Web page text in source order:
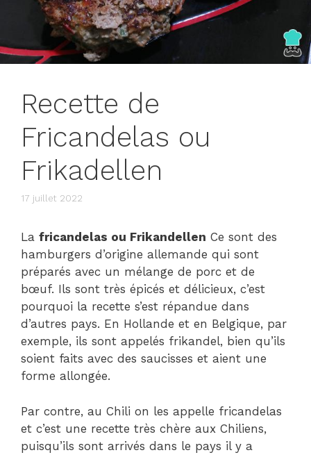
Recette de
Fricandelas ou
Frikadellen
17 juillet 2022
La fricandelas ou Frikandellen Ce sont des
hamburgers d’origine allemande qui sont
préparés avec un mélange de porc et de
bœuf. Ils sont très épicés et délicieux, c’est
pourquoi la recette s’est répandue dans
d’autres pays. En Hollande et en Belgique, par
exemple, ils sont appelés frikandel, bien qu’ils
soient faits avec des saucisses et aient une
forme allongée.
Par contre, au Chili on les appelle fricandelas
et c’est une recette très chère aux Chiliens,
puisqu’ils sont arrivés dans le pays il y a